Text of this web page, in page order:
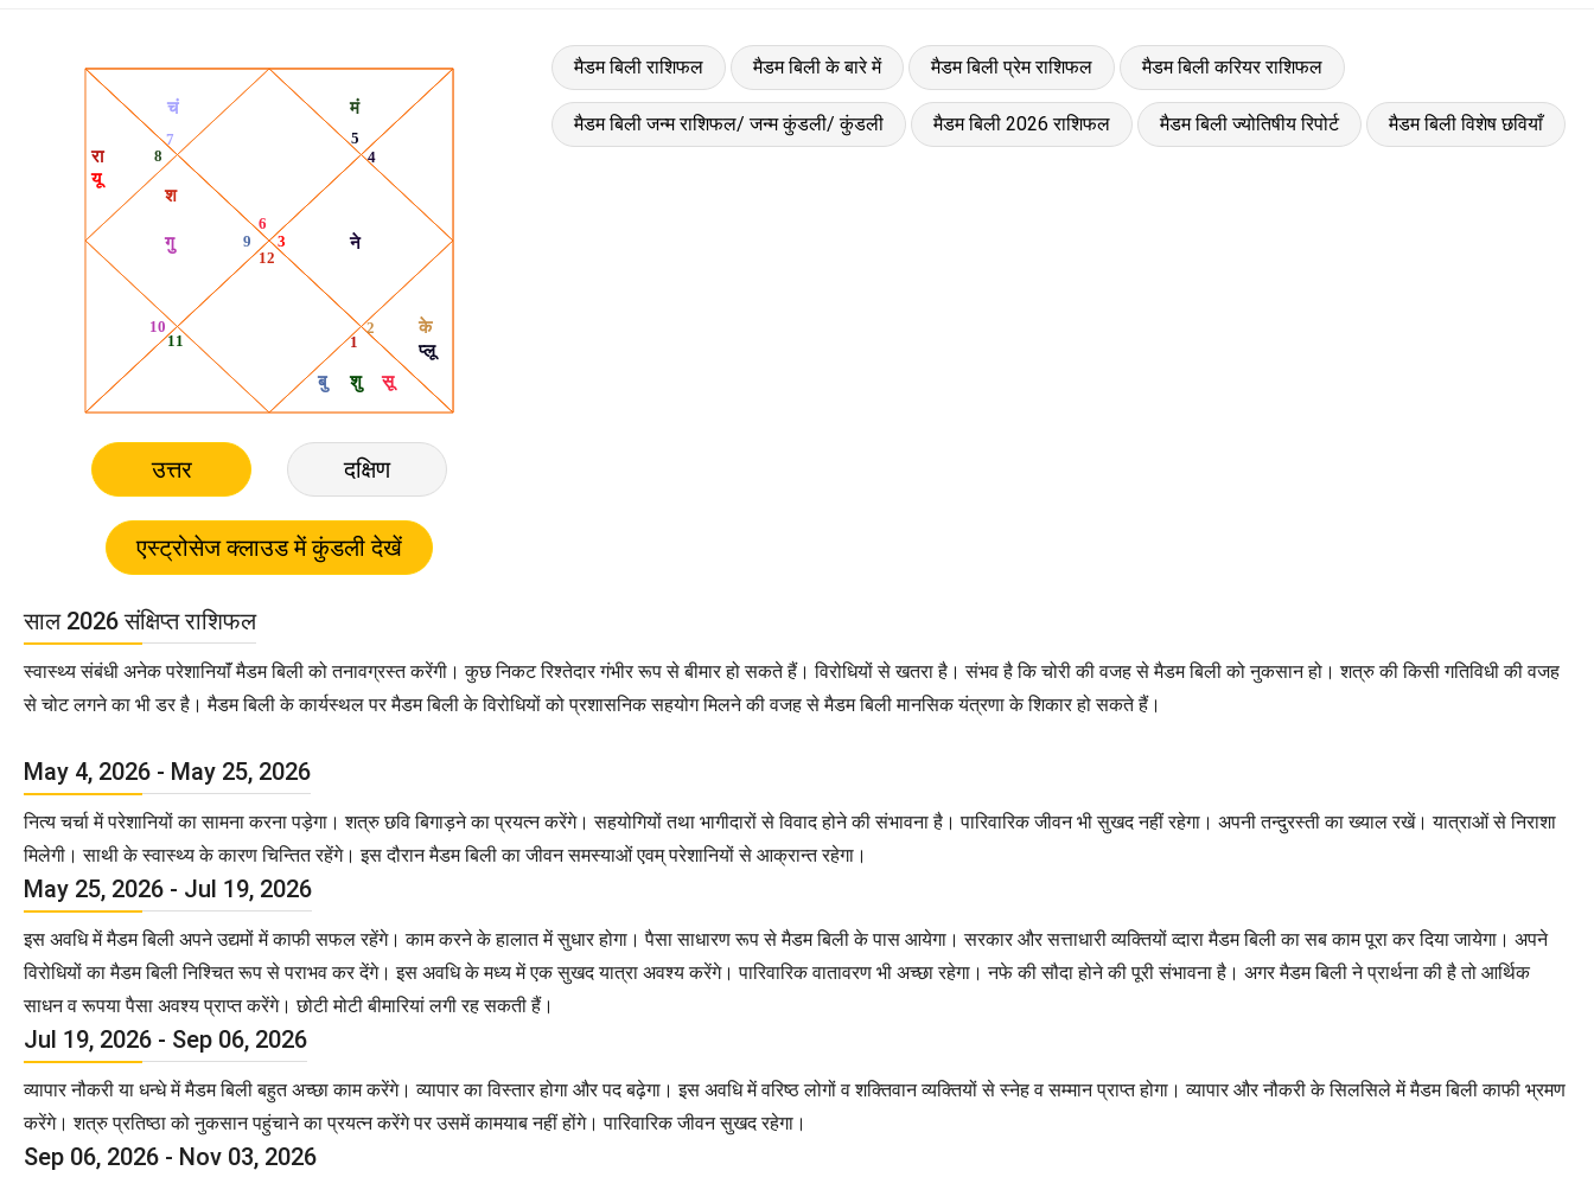
उत्तर दक्षिण
मैडम बिली राशिफल मैडम बिली के बारे में मैडम बिली प्रेम राशिफल मैडम बिली करियर राशिफल
मैडम बिली जन्म राशिफल/ जन्म कुंडली/ कुंडली मैडम बिली 2026 राशिफल मैडम बिली ज्योतिषीय रिपोर्ट मैडम बिली विशेष छवियाँ
साल 2026 संक्षिप्त राशिफल
स्वास्थ्य संबंधी अनेक परेशानियाॅं मैडम बिली को तनावग्रस्त करेंगी। कुछ निकट रिश्तेदार गंभीर रूप से बीमार हो सकते हैं। विरोधियों से खतरा है। संभव है कि चोरी की वजह से मैडम बिली को नुकसान हो। शत्रु की किसी गतिविधी की वजह
से चोट लगने का भी डर है। मैडम बिली के कार्यस्थल पर मैडम बिली के विरोधियों को प्रशासनिक सहयोग मिलने की वजह से मैडम बिली मानसिक यंत्रणा के शिकार हो सकते हैं।
May 4, 2026 - May 25, 2026
नित्य चर्चा में परेशानियों का सामना करना पड़ेगा। शत्रु छवि बिगाड़ने का प्रयत्न करेंगे। सहयोगियों तथा भागीदारों से विवाद होने की संभावना है। पारिवारिक जीवन भी सुखद नहीं रहेगा। अपनी तन्दुरस्ती का ख्याल रखें। यात्राओं से निराशा
मिलेगी। साथी के स्वास्थ्य के कारण चिन्तित रहेंगे। इस दौरान मैडम बिली का जीवन समस्याओं एवम् परेशानियों से आक्रान्त रहेगा।
May 25, 2026 - Jul 19, 2026
इस अवधि में मैडम बिली अपने उद्यमों में काफी सफल रहेंगे। काम करने के हालात में सुधार होगा। पैसा साधारण रूप से मैडम बिली के पास आयेगा। सरकार और सत्ताधारी व्यक्तियों व्दारा मैडम बिली का सब काम पूरा कर दिया जायेगा। अपने
विरोधियों का मैडम बिली निश्चित रूप से पराभव कर देंगे। इस अवधि के मध्य में एक सुखद यात्रा अवश्य करेंगे। पारिवारिक वातावरण भी अच्छा रहेगा। नफे की सौदा होने की पूरी संभावना है। अगर मैडम बिली ने प्रार्थना की है तो आर्थिक
साधन व रूपया पैसा अवश्य प्राप्त करेंगे। छोटी मोटी बीमारियां लगी रह सकती हैं।
Jul 19, 2026 - Sep 06, 2026
व्यापार नौकरी या धन्धे में मैडम बिली बहुत अच्छा काम करेंगे। व्यापार का विस्तार होगा और पद बढ़ेगा। इस अवधि में वरिष्ठ लोगों व शक्तिवान व्यक्तियों से स्नेह व सम्मान प्राप्त होगा। व्यापार और नौकरी के सिलसिले में मैडम बिली काफी भ्रमण
करेंगे। शत्रु प्रतिष्ठा को नुकसान पहुंचाने का प्रयत्न करेंगे पर उसमें कामयाब नहीं होंगे। पारिवारिक जीवन सुखद रहेगा।
Sep 06, 2026 - Nov 03, 2026